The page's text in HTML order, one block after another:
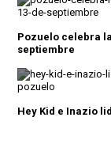
Pozuelo celebra
septiembre
Hey Kid e Inazio